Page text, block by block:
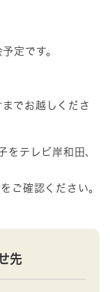
定です。
でお越しくださ
をテレビ岸和田、
ご確認ください。
先